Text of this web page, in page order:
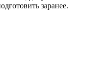
заранее.